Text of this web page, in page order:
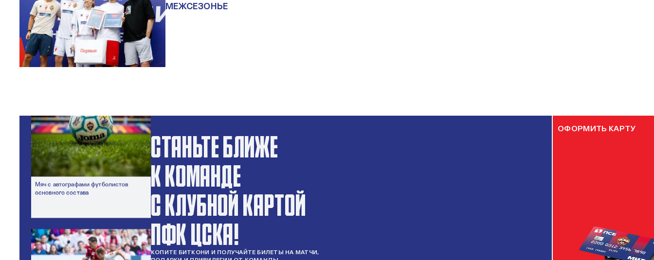
МЕЖСЕЗОНЬЕ
СТАНЬТЕ БЛИЖЕ
К КОМАНДЕ
С КЛУБНОЙ КАРТОЙ
ПФК ЦСКА!
КОПИТЕ БИТКОНИ И ПОЛУЧАЙТЕ БИЛЕТЫ НА МАТЧИ,
Просмотр футбола с бровки поля
Мяч с автографами футболистов
ОФОРМИТЬ КАРТУ